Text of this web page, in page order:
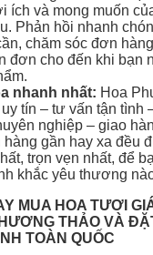
ích và mong muốn
Phản hồi nhanh
chăm sóc đơn
đơn cho đến khi bạn
nhanh nhất: Hoa
uy tín – tư vấn tận tình
nghiệp – giao
hàng gần hay xa đều
trọn vẹn nhất, để
khắc yêu thương
MUA HOA TƯƠI
THẢO VÀ
TOÀN QUỐC